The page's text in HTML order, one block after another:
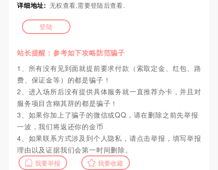
详细地址: 无权查看,需要登陆后查看.
登陆
站长提醒：参考如下攻略防范骗子
1、所有没有见到面就提前要求付款（索取定金、红包、路
费、保证金等）的都是骗子！
2、进入场所后没有提供具体服务就一直推荐办卡，并且对
服务项目含糊其辞的都是骗子！
3、如果你加上了骗子的微信或QQ，请在删除之前先举报
一波，我们将返还你的金币
4、如果联系方式涉及到个人隐私，请点击举报，填写举报
理由以及证据我们会第一时间删除。
我要举报 我要收藏